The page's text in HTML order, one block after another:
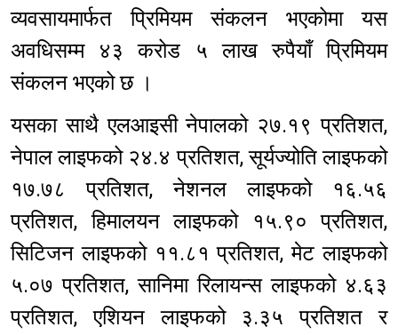
व्यवसायमार्फत प्रिमियम संकलन भएकोमा यस
अवधिसम्म ४३ करोड ५ लाख रुपैयाँ प्रिमियम
संकलन भएको छ ।
यसका साथै एलआइसी नेपालको २७.१९ प्रतिशत,
नेपाल लाइफको २४.४ प्रतिशत, सूर्यज्योति लाइफको
१७.७८ प्रतिशत, नेशनल लाइफको १६.५६
प्रतिशत, हिमालयन लाइफको १५.९० प्रतिशत,
सिटिजन लाइफको ११.८१ प्रतिशत, मेट लाइफको
५.०७ प्रतिशत, सानिमा रिलायन्स लाइफको ४.६३
प्रतिशत, एशियन लाइफको ३.३५ प्रतिशत र